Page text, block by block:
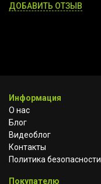
ДОБАВИТЬ ОТЗЫВ
Информация
О нас
Блог
Видеоблог
Контакты
Политика безопасности
Покупателю